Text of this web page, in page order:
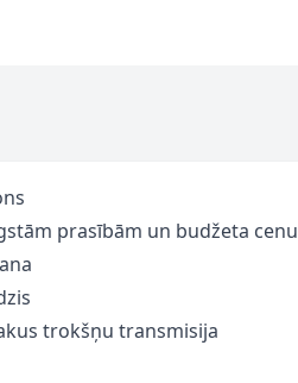
prasībām un budžeta cenu
trokšņu transmisija